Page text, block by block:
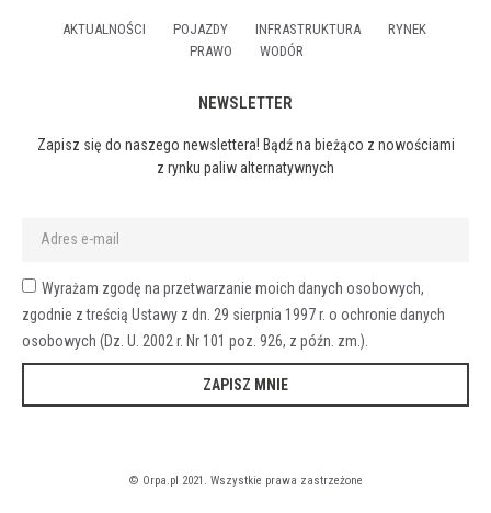
AKTUALNOŚCI POJAZDY INFRASTRUKTURA
RYNEK
PRAWO
WODÓR
NEWSLETTER
Zapisz się do naszego newslettera! Bądź na bieżąco z nowościami
z rynku paliw alternatywnych
Wyrażam zgodę na przetwarzanie moich danych osobowych,
zgodnie z treścią Ustawy z dn. 29 sierpnia 1997 r. o ochronie danych
osobowych (Dz. U. 2002 r. Nr 101 poz. 926, z późn. zm.).
ZAPISZ MNIE
© Orpa.pl 2021. Wszystkie prawa zastrzeżone